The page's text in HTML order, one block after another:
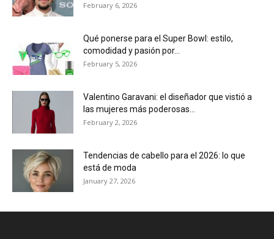
February 6, 2026
Qué ponerse para el Super Bowl: estilo,
comodidad y pasión por...
February 5, 2026
Valentino Garavani: el diseñador que vistió a
las mujeres más poderosas...
February 2, 2026
Tendencias de cabello para el 2026: lo que
está de moda
January 27, 2026